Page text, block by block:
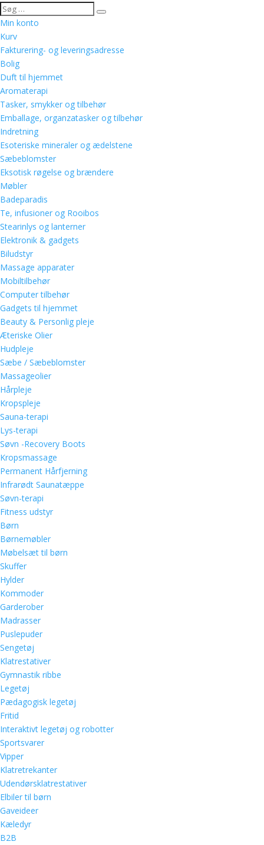
Min konto
Kurv
Fakturering- og leveringsadresse
Bolig
Duft til hjemmet
Aromaterapi
Tasker, smykker og tilbehør
Emballage, organzatasker og tilbehør
Indretning
Esoteriske mineraler og ædelstene
Sæbeblomster
Eksotisk røgelse og brændere
Møbler
Badeparadis
Te, infusioner og Rooibos
Stearinlys og lanterner
Elektronik & gadgets
Biludstyr
Massage apparater
Mobiltilbehør
Computer tilbehør
Gadgets til hjemmet
Beauty & Personlig pleje
Æteriske Olier
Hudpleje
Sæbe / Sæbeblomster
Massageolier
Hårpleje
Kropspleje
Sauna-terapi
Lys-terapi
Søvn -Recovery Boots
Kropsmassage
Permanent Hårfjerning
Infrarødt Saunatæppe
Søvn-terapi
Fitness udstyr
Børn
Børnemøbler
Møbelsæt til børn
Skuffer
Hylder
Kommoder
Garderober
Madrasser
Puslepuder
Sengetøj
Klatrestativer
Gymnastik ribbe
Legetøj
Pædagogisk legetøj
Fritid
Interaktivt legetøj og robotter
Sportsvarer
Vipper
Klatretrekanter
Udendørsklatrestativer
Elbiler til børn
Gaveideer
Kæledyr
B2B